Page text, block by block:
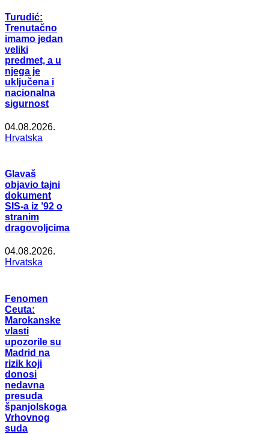
Turudić:
Trenutačno
imamo jedan
veliki
predmet, a u
njega je
uključena i
nacionalna
sigurnost
04.08.2026.
Hrvatska
Glavaš
objavio tajni
dokument
SIS-a iz ’92 o
stranim
dragovoljcima
04.08.2026.
Hrvatska
Fenomen
Ceuta:
Marokanske
vlasti
upozorile su
Madrid na
rizik koji
donosi
nedavna
presuda
španjolskoga
Vrhovnog
suda